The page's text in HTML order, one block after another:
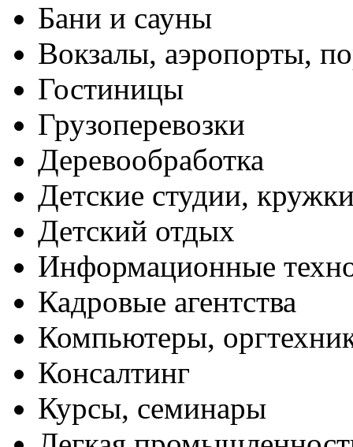
Бани и сауны
Вокзалы, аэропорты,
Гостиницы
Грузоперевозки
Деревообработка
Детские студии,
Детский отдых
Информационные
Кадровые агентства
Компьютеры,
Консалтинг
Курсы, семинары